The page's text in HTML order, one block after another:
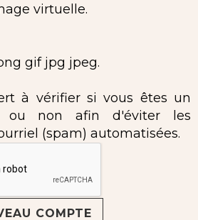
virtuelle.
gif jpg jpeg.
à vérifier si vous êtes un
ou non afin d'éviter les
(spam) automatisées.